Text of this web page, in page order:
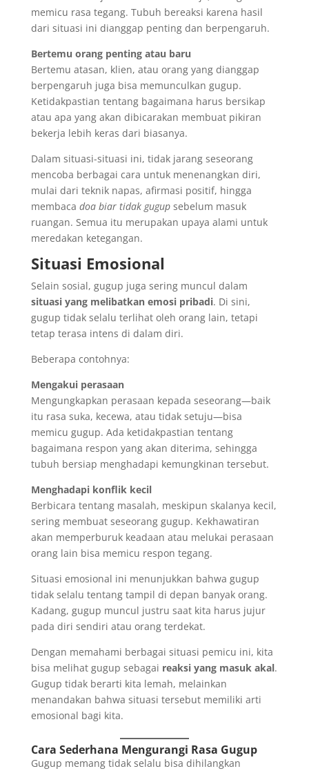
memicu rasa tegang. Tubuh bereaksi karena hasil
dari situasi ini dianggap penting dan berpengaruh.
Bertemu orang penting atau baru
Bertemu atasan, klien, atau orang yang dianggap
berpengaruh juga bisa memunculkan gugup.
Ketidakpastian tentang bagaimana harus bersikap
atau apa yang akan dibicarakan membuat pikiran
bekerja lebih keras dari biasanya.
Dalam situasi-situasi ini, tidak jarang seseorang
mencoba berbagai cara untuk menenangkan diri,
mulai dari teknik napas, afirmasi positif, hingga
membaca doa biar tidak gugupsebelum masuk
ruangan. Semua itu merupakan upaya alami untuk
meredakan ketegangan.
Situasi Emosional
Selain sosial, gugup juga sering muncul dalam
situasi yang melibatkan emosi pribadi. Di sini,
gugup tidak selalu terlihat oleh orang lain, tetapi
tetap terasa intens di dalam diri.
Beberapa contohnya:
Mengakui perasaan
Mengungkapkan perasaan kepada seseorang—baik
itu rasa suka, kecewa, atau tidak setuju—bisa
memicu gugup. Ada ketidakpastian tentang
bagaimana respon yang akan diterima, sehingga
tubuh bersiap menghadapi kemungkinan tersebut.
Menghadapi konflik kecil
Berbicara tentang masalah, meskipun skalanya kecil,
sering membuat seseorang gugup. Kekhawatiran
akan memperburuk keadaan atau melukai perasaan
orang lain bisa memicu respon tegang.
Situasi emosional ini menunjukkan bahwa gugup
tidak selalu tentang tampil di depan banyak orang.
Kadang, gugup muncul justru saat kita harus jujur
pada diri sendiri atau orang terdekat.
Dengan memahami berbagai situasi pemicu ini, kita
bisa melihat gugup sebagai reaksi yang masuk akal.
Gugup tidak berarti kita lemah, melainkan
menandakan bahwa situasi tersebut memiliki arti
emosional bagi kita.
Cara Sederhana Mengurangi Rasa Gugup
Gugup memang tidak selalu bisa dihilangkan